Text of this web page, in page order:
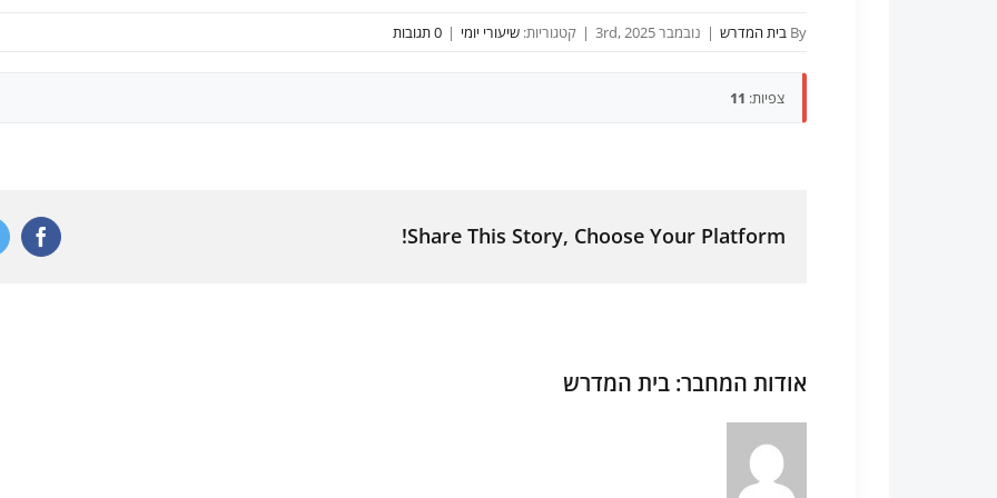
By בית המדרש | נובמבר 3rd, 2025 | קטגוריות: שיעורי יומי | 0 תגובות
צפיות: 11
Share This Story, Choose Your Platform!
אודות המחבר: בית המדרש